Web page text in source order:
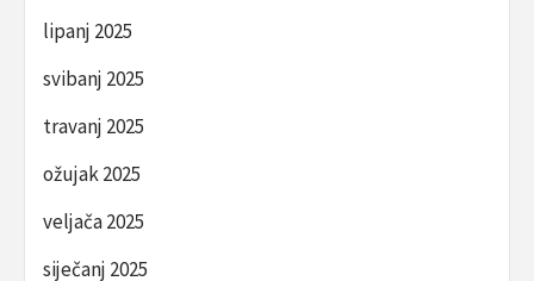
lipanj 2025
svibanj 2025
travanj 2025
ožujak 2025
veljača 2025
siječanj 2025